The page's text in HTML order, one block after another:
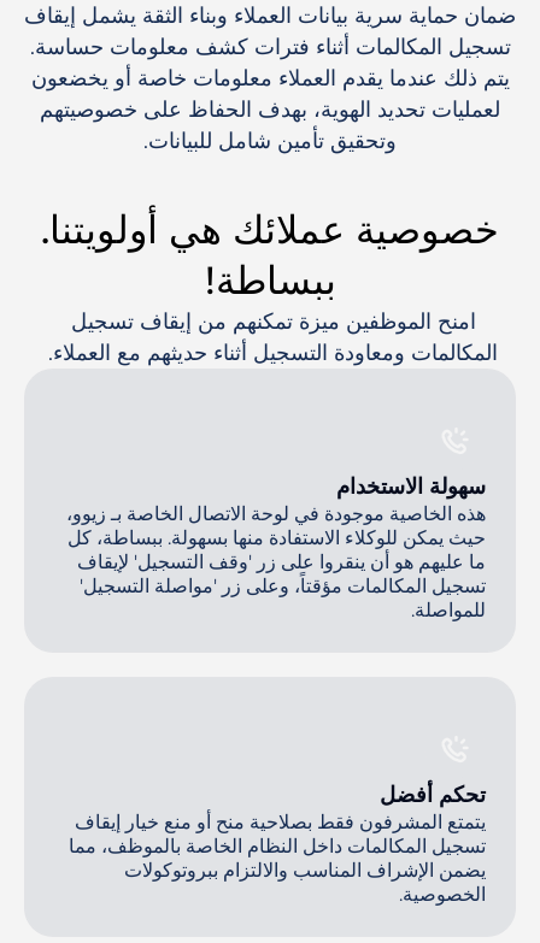
ضمان حماية سرية بيانات العملاء وبناء الثقة يشمل إيقاف
تسجيل المكالمات أثناء فترات كشف معلومات حساسة.
يتم ذلك عندما يقدم العملاء معلومات خاصة أو يخضعون
لعمليات تحديد الهوية، بهدف الحفاظ على خصوصيتهم
وتحقيق تأمين شامل للبيانات.
خصوصية عملائك هي أولويتنا.
ببساطة!
المكالمات ومعاودة التسجيل أثناء حديثهم مع العملاء.
سهولة الاستخدام
هذه الخاصية موجودة في لوحة الاتصال الخاصة بـ زيوو،
حيث يمكن للوكلاء الاستفادة منها بسهولة. ببساطة، كل
ما عليهم هو أن ينقروا على زر 'وقف التسجيل' لإيقاف
تسجيل المكالمات مؤقتاً، وعلى زر 'مواصلة التسجيل'
للمواصلة.
تحكم أفضل
يتمتع المشرفون فقط بصلاحية منح أو منع خيار إيقاف
تسجيل المكالمات داخل النظام الخاصة بالموظف، مما
يضمن الإشراف المناسب والالتزام ببروتوكولات
الخصوصية.